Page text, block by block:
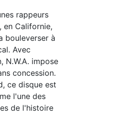
rappeurs
en Californie,
bouleverser à
Avec
N.W.A. impose
concession.
ce disque est
l'une des
de l'histoire